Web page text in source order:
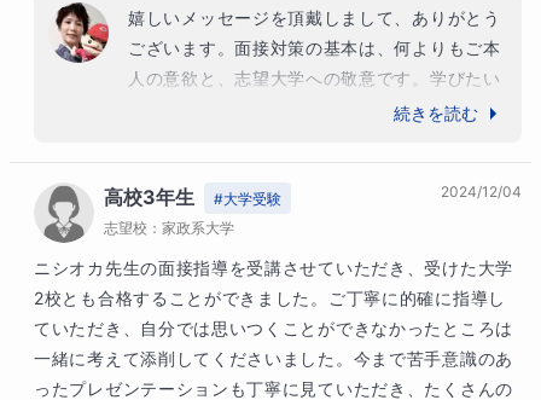
嬉しいメッセージを頂戴しまして、ありがとう
ございます。面接対策の基本は、何よりもご本
人の意欲と、志望大学への敬意です。学びたい
ことをしっかり言語化して、的確に伝えること
ある」って、大きな力になりますね～。共通テ
ストもあるので、もう一段階ギアを入れて、こ
れからも頑張って下さいね！応援していま
す！！ご縁があって、サポートの一助となれた
ことをほんまに嬉しく思います。おめでとうご
ざいます。
続きを読む
高校3年生 #大学受験
志望校： 家政系大学
2024/12/04
ニシオカ先生の面接指導を受講させていただき、受けた大学
2校とも合格することができました。ご丁寧に的確に指導し
ていただき、自分では思いつくことができなかったところは
一緒に考えて添削してくださいました。今まで苦手意識のあ
ったプレゼンテーションも丁寧に見ていただき、たくさんの